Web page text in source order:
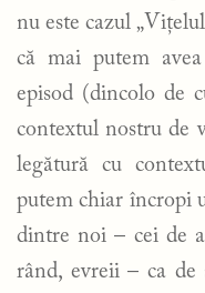
nu este cazul
că mai putem
episod (dincolo de
contextul nostru de
legătură cu
putem chiar încropi
dintre noi – cei de
rând, evreii – ca de